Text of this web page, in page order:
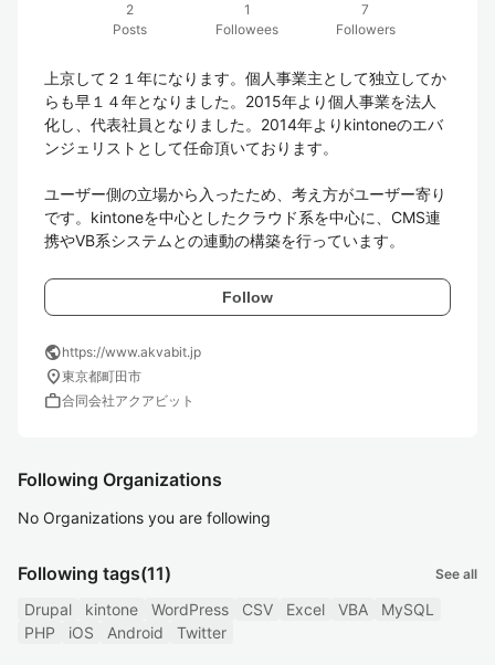
2
Posts
1
Followees
7
Followers
上京して２１年になります。個人事業主として独立してか
らも早１４年となりました。2015年より個人事業を法人
化し、代表社員となりました。2014年よりkintoneのエバ
ンジェリストとして任命頂いております。
ユーザー側の立場から入ったため、考え方がユーザー寄り
です。kintoneを中心としたクラウド系を中心に、CMS連
携やVB系システムとの連動の構築を行っています。
Follow
publichttps://www.akvabit.jp
location_on東京都町田市
work合同会社アクアビット
Following Organizations
No Organizations you are following
Following tags(11) See all
Drupal kintone WordPress CSV Excel VBA
MySQL
PHP
iOS Android Twitter